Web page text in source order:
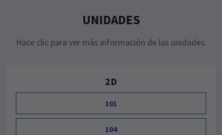
UNIDADES
Hace clic para ver más información de las unidades.
2D
101
104